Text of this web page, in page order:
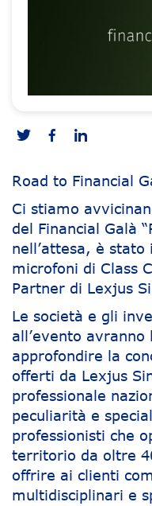
Road to Financial
Ci stiamo
del Financial Galà
nell’attesa, è
microfoni di Class
Partner di Lexjus
Le società e gli
all’evento
approfondire la
offerti da Lexjus
professionale
peculiarità e
professionisti che
territorio da oltre
offrire ai clienti
multidisciplinari e